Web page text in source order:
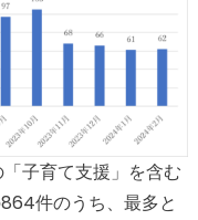
子育て支援」を含む
件のうち、最多と